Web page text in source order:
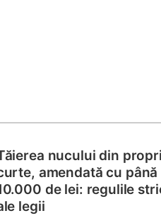
nucului din
amendată cu până
de lei: regulile
legii